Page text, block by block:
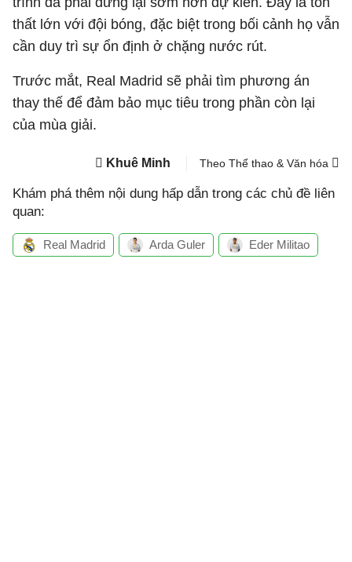
thất lớn với đội bóng, đặc biệt trong bối cảnh họ vẫn
cần duy trì sự ổn định ở chặng nước rút.
Trước mắt, Real Madrid sẽ phải tìm phương án
thay thế để đảm bảo mục tiêu trong phần còn lại
của mùa giải.
Khuê Minh Theo Thể thao & Văn hóa
Khám phá thêm nội dung hấp dẫn trong các chủ đề liên
quan:
Real Madrid Arda Guler Eder Militao